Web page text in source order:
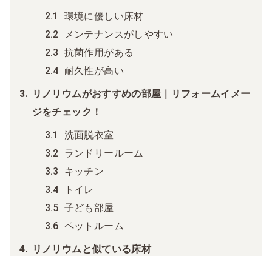
環境に優しい床材
メンテナンスがしやすい
抗菌作用がある
耐久性が高い
リノリウムがおすすめの部屋｜リフォームイメー
ジをチェック！
洗面脱衣室
ランドリールーム
キッチン
トイレ
子ども部屋
ペットルーム
リノリウムと似ている床材